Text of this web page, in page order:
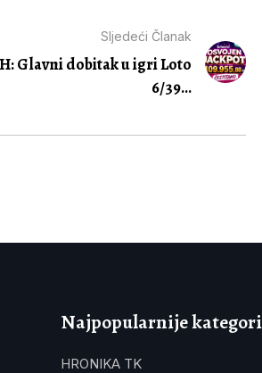
Sljedeći Članak
Glavni dobitak u igri Loto
6/39...
Najpopularnije
HRONIKA TK